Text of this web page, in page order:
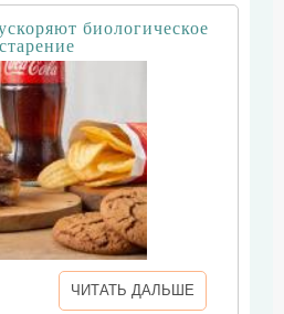
биологическое
старение
ЧИТАТЬ ДАЛЬШЕ